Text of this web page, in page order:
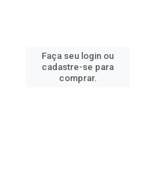
Faça seu login ou
cadastre-se para
comprar.